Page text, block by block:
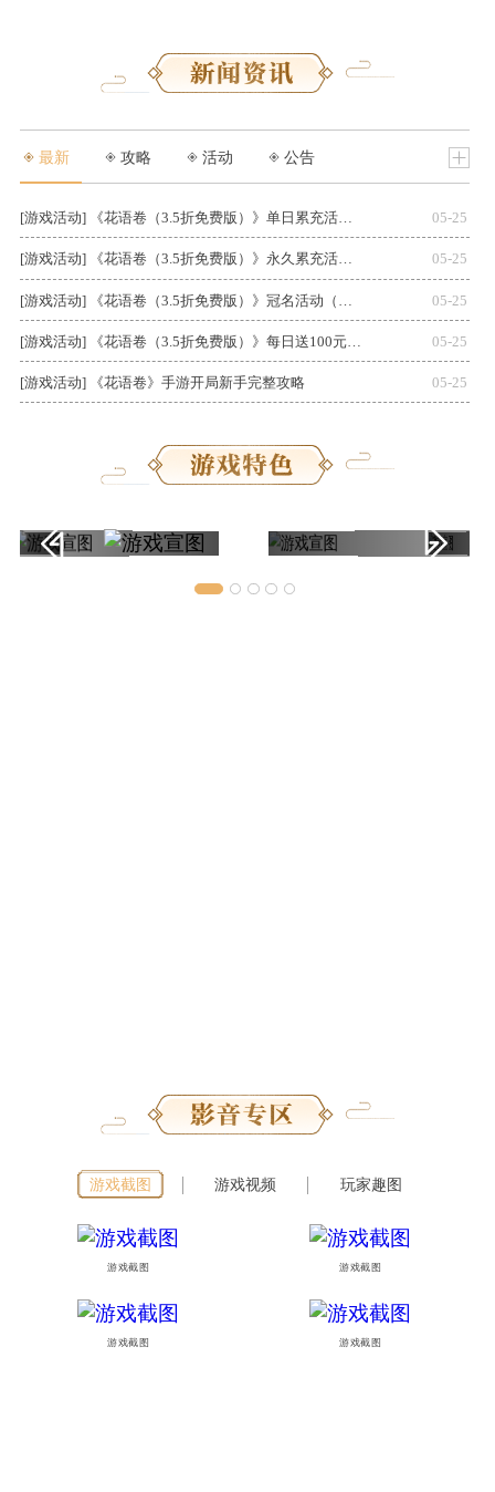
最新 攻略 活动 公告
[游戏活动] 《花语卷（3.5折免费版）》单日累充活动（线下申请） 05-25
[游戏活动] 《花语卷（3.5折免费版）》永久累充活动（线下申请） 05-25
05-25
[游戏活动] 《花语卷（3.5折免费版）》每日送100元代金券活动详情 05-25
[游戏活动] 《花语卷》手游开局新手完整攻略 05-25
游戏截图 游戏视频 玩家趣图
游戏截图 游戏截图
游戏截图 游戏截图